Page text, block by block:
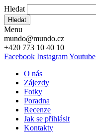
Hledat
Hledat
Menu
mundo@mundo.cz
+420 773 10 40 10
Facebook InstagramYoutube
O nás
Zájezdy
Fotky
Poradna
Recenze
Jak se přihlásit
Kontakty